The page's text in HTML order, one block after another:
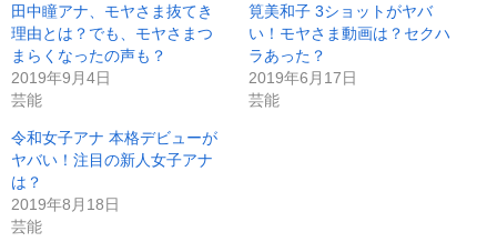
田中瞳アナ、モヤさま抜てき
理由とは？でも、モヤさまつ
まらくなったの声も？
2019年9月4日
芸能
筧美和子 3ショットがヤバ
い！モヤさま動画は？セクハ
ラあった？
2019年6月17日
芸能
令和女子アナ 本格デビューが
ヤバい！注目の新人女子アナ
は？
2019年8月18日
芸能